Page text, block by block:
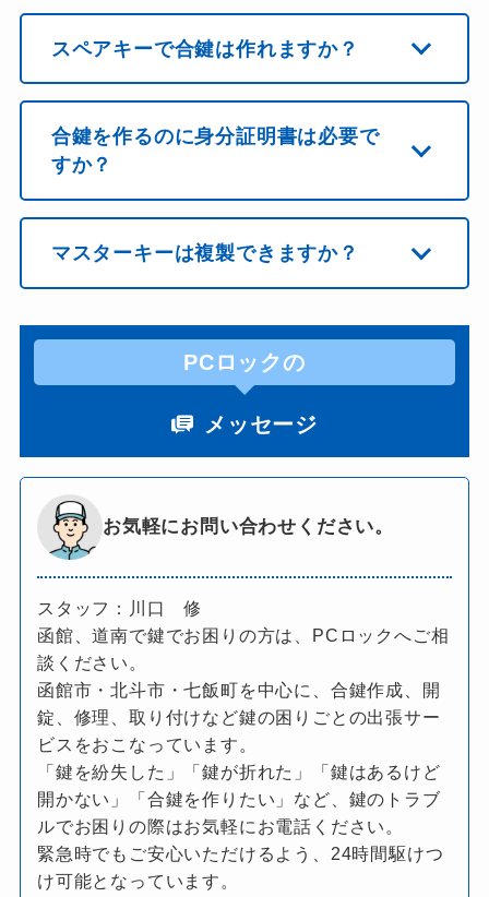
スペアキーで合鍵は作れますか？
合鍵を作るのに身分証明書は必要で
すか？
マスターキーは複製できますか？
PCロックの
メッセージ
お気軽にお問い合わせください。
スタッフ：川口 修
函館、道南で鍵でお困りの方は、PCロックへご相
談ください。
函館市・北斗市・七飯町を中心に、合鍵作成、開
錠、修理、取り付けなど鍵の困りごとの出張サー
ビスをおこなっています。
「鍵を紛失した」「鍵が折れた」「鍵はあるけど
開かない」「合鍵を作りたい」など、鍵のトラブ
ルでお困りの際はお気軽にお電話ください。
緊急時でもご安心いただけるよう、24時間駆けつ
け可能となっています。